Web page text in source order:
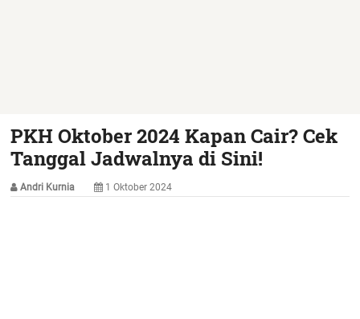
PKH Oktober 2024 Kapan Cair? Cek
Tanggal Jadwalnya di Sini!
Andri Kurnia 1 Oktober 2024